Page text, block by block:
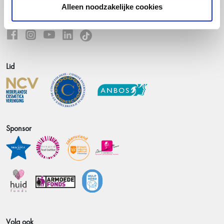
Alleen noodzakelijke cookies
Volg hannah
Lid
Sponsor
Volg ook